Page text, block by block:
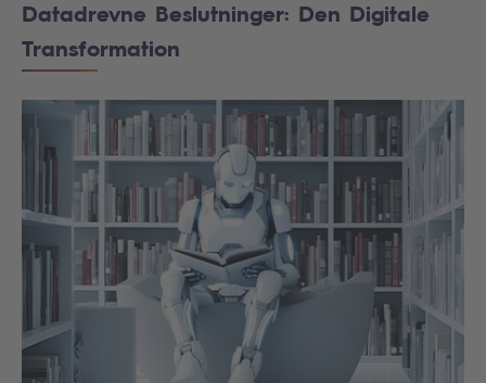
Datadrevne Beslutninger: Den Digitale
Transformation